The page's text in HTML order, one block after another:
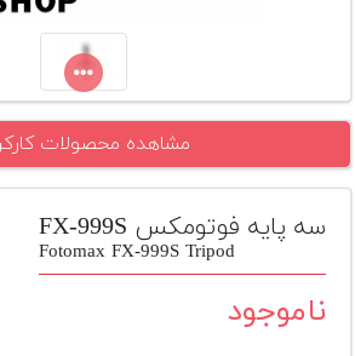
محصول
دوم
لیست
قیمت
دوربین
مشاهده محصولات
سه پایه فوتومکس FX-999S
Fotomax FX-999S Tripod
ناموجود